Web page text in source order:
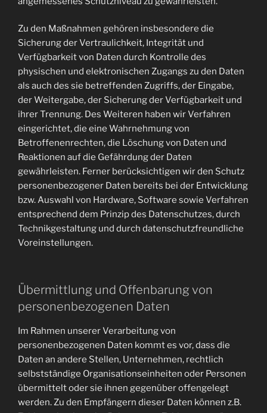
Zu den Maßnahmen gehören insbesondere die
Sicherung der Vertraulichkeit, Integrität und
Verfügbarkeit von Daten durch Kontrolle des
physischen und elektronischen Zugangs zu den Daten
als auch des sie betreffenden Zugriffs, der Eingabe,
der Weitergabe, der Sicherung der Verfügbarkeit und
ihrer Trennung. Des Weiteren haben wir Verfahren
eingerichtet, die eine Wahrnehmung von
Betroffenenrechten, die Löschung von Daten und
Reaktionen auf die Gefährdung der Daten
gewährleisten. Ferner berücksichtigen wir den Schutz
personenbezogener Daten bereits bei der Entwicklung
bzw. Auswahl von Hardware, Software sowie Verfahren
entsprechend dem Prinzip des Datenschutzes, durch
Technikgestaltung und durch datenschutzfreundliche
Voreinstellungen.
Übermittlung und Offenbarung von
personenbezogenen Daten
Im Rahmen unserer Verarbeitung von
personenbezogenen Daten kommt es vor, dass die
Daten an andere Stellen, Unternehmen, rechtlich
selbstständige Organisationseinheiten oder Personen
übermittelt oder sie ihnen gegenüber offengelegt
werden. Zu den Empfängern dieser Daten können z.B.